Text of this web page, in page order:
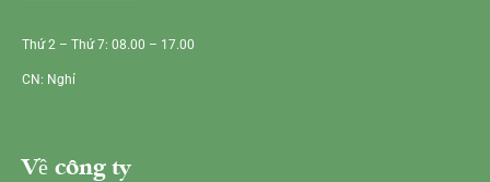
Thứ 2 – Thứ 7: 08.00 – 17.00
CN: Nghỉ
Về công ty